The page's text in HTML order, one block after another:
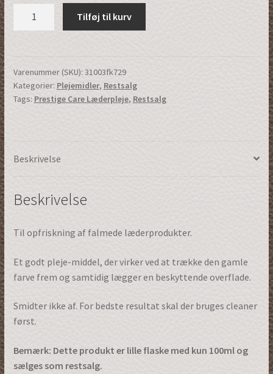
70,00 kr..50,00 kr..
100ml
|
Mørk
antal
Tilføj til kurv
Varenummer (SKU): 31003fk729
Kategorier: Plejemidler, Restsalg
Tags: Prestige Care Læderpleje, Restsalg
Beskrivelse
Beskrivelse
Til opfriskning af falmede læderprodukter.
Et godt pleje-middel, der virker ved at trække den gamle
farve frem og samtidig lægger en beskyttende overflade.
Smidter ikke af. For bedste resultat skal der bruges cleaner
først.
Bemærk: Dette produkt er lille flaske med kun 100ml og
sælges som restsalg.